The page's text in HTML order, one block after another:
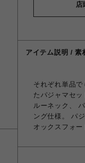
店
アイテム説明 / 素
それぞれ単品
たパジャマセ
ルーネック、
ング仕様。 パ
オックスフォー